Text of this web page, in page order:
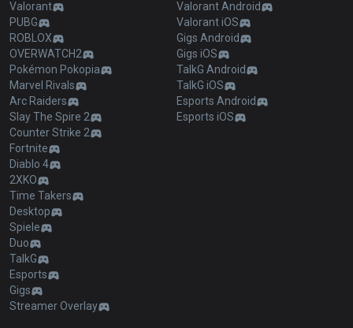
Valorant
PUBG
ROBLOX
OVERWATCH2
Pokémon Pokopia
Marvel Rivals
Arc Raiders
Slay The Spire 2
Counter Strike 2
Fortnite
Diablo 4
2XKO
Time Takers
Desktop
Spiele
Duo
TalkG
Esports
Gigs
Streamer Overlay
Valorant Android
Valorant iOS
Gigs Android
Gigs iOS
TalkG Android
TalkG iOS
Esports Android
Esports iOS